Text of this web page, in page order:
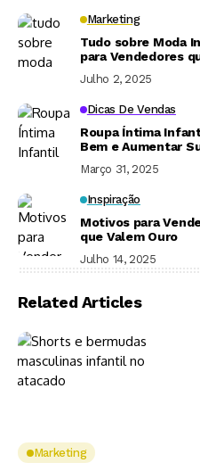
Marketing
Tudo sobre Moda
para Vendedores
Julho 2, 2025
Dicas De Vendas
Roupa Íntima
Bem e Aumentar
Março 31, 2025
Inspiração
Motivos para
que Valem Ouro
Julho 14, 2025
Related Articles
Marketing